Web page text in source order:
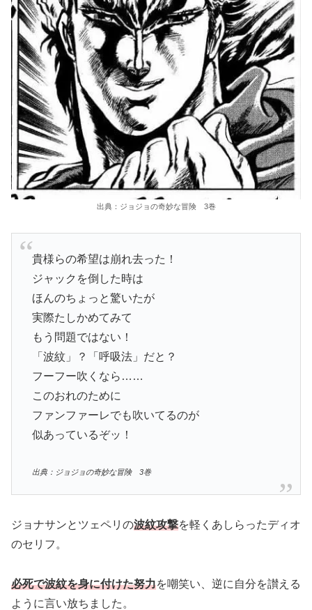
出典：ジョジョの奇妙な冒険 3巻
貴様らの希望は崩れ去った！
ジャックを倒した時は
ほんのちょっと驚いたが
実際たしかめてみて
もう問題ではない！
「波紋」？「呼吸法」だと？
フーフー吹くなら……
このおれのために
ファンファーレでも吹いてるのが
似あっているぞッ！
出典：ジョジョの奇妙な冒険 3巻
ジョナサンとツェペリの波紋攻撃を軽くあしらったディオ
のセリフ。
必死で波紋を身に付けた努力を嘲笑い、逆に自分を讃える
ように言い放ちました。